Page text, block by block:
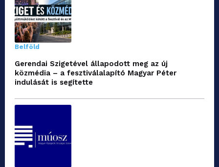
Belföld
Gerendai Szigetével állapodott meg az új
közmédia – a fesztiválalapító Magyar Péter
indulását is segítette